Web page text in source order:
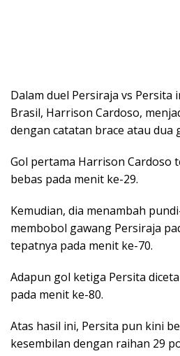
Dalam duel Persiraja vs Persita
Brasil, Harrison Cardoso,
dengan catatan brace atau dua
Gol pertama Harrison Cardoso
bebas pada menit ke-29.
Kemudian, dia menambah
membobol gawang Persiraja
tepatnya pada menit ke-70.
Adapun gol ketiga Persita
pada menit ke-80.
Atas hasil ini, Persita pun kini
kesembilan dengan raihan 29